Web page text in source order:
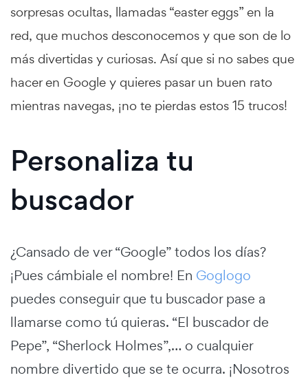
sorpresas ocultas, llamadas “easter eggs” en la
red, que muchos desconocemos y que son de lo
más divertidas y curiosas. Así que si no sabes que
hacer en Google y quieres pasar un buen rato
mientras navegas, ¡no te pierdas estos 15 trucos!
Personaliza tu
buscador
¿Cansado de ver “Google” todos los días?
¡Pues cámbiale el nombre! En Goglogo
puedes conseguir que tu buscador pase a
llamarse como tú quieras. “El buscador de
Pepe”, “Sherlock Holmes”,… o cualquier
nombre divertido que se te ocurra. ¡Nosotros